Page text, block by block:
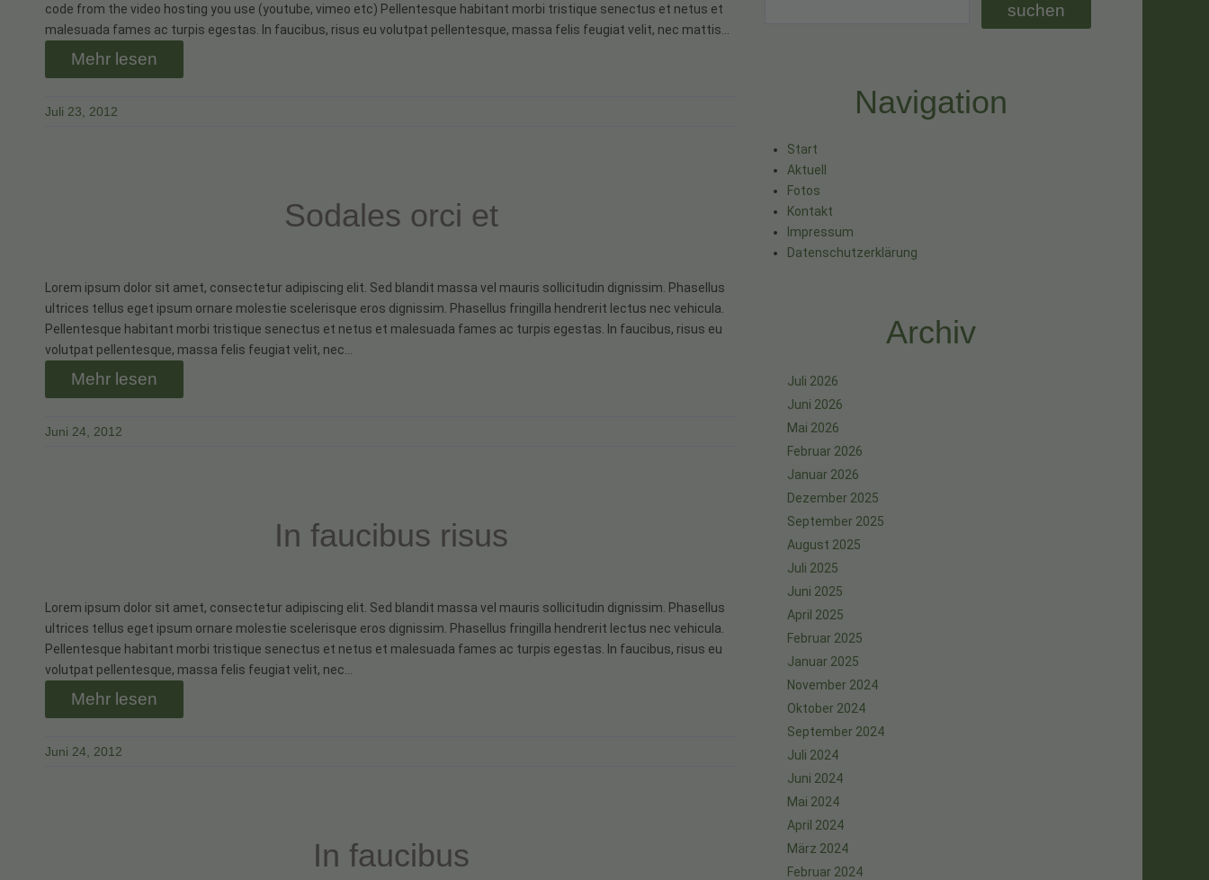
code from the video hosting you use (youtube, vimeo etc) Pellentesque habitant morbi tristique senectus et netus et
malesuada fames ac turpis egestas. In faucibus, risus eu volutpat pellentesque, massa felis feugiat velit, nec mattis…
Mehr lesen
Juli 23, 2012
Sodales orci et
Lorem ipsum dolor sit amet, consectetur adipiscing elit. Sed blandit massa vel mauris sollicitudin dignissim. Phasellus
ultrices tellus eget ipsum ornare molestie scelerisque eros dignissim. Phasellus fringilla hendrerit lectus nec vehicula.
Pellentesque habitant morbi tristique senectus et netus et malesuada fames ac turpis egestas. In faucibus, risus eu
volutpat pellentesque, massa felis feugiat velit, nec…
Mehr lesen
Juni 24, 2012
In faucibus risus
Lorem ipsum dolor sit amet, consectetur adipiscing elit. Sed blandit massa vel mauris sollicitudin dignissim. Phasellus
ultrices tellus eget ipsum ornare molestie scelerisque eros dignissim. Phasellus fringilla hendrerit lectus nec vehicula.
Pellentesque habitant morbi tristique senectus et netus et malesuada fames ac turpis egestas. In faucibus, risus eu
volutpat pellentesque, massa felis feugiat velit, nec…
Mehr lesen
Juni 24, 2012
In faucibus
Navigation
Start
Aktuell
Fotos
Kontakt
Impressum
Datenschutzerklärung
Archiv
Juli 2026
Juni 2026
Mai 2026
Februar 2026
Januar 2026
Dezember 2025
September 2025
August 2025
Juli 2025
Juni 2025
April 2025
Februar 2025
Januar 2025
November 2024
Oktober 2024
September 2024
Juli 2024
Juni 2024
Mai 2024
April 2024
März 2024
Februar 2024